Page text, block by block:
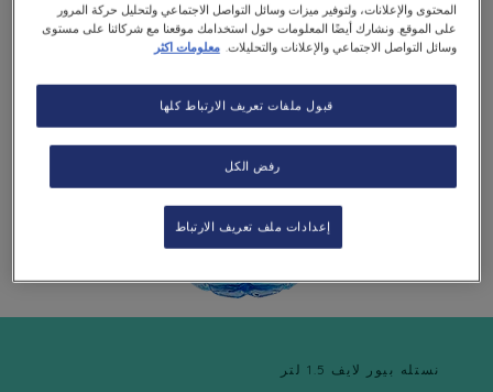
نستله بيور لايف 1.5 لتر
المحتوى والإعلانات، ولتوفير ميزات وسائل التواصل الاجتماعي ولتحليل حركة المرور
على الموقع. ونشارك أيضًا المعلومات حول استخدامك موقعنا مع شركائنا على مستوى
وسائل التواصل الاجتماعي والإعلانات والتحليلات. معلومات اكثر
رفض الكل
قبول ملفات تعريف الارتباط كلها
إعدادات ملف تعريف الارتباط